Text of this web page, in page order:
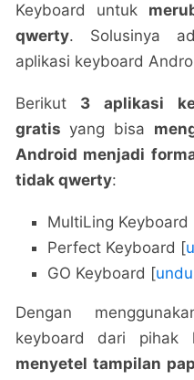
Keyboard untuk
qwerty. Solusinya
aplikasi keyboard
Berikut 3 aplikasi
gratis yang bisa
Android menjadi
tidak qwerty:
MultiLing Keyboard
Perfect Keyboard [
GO Keyboard [
Dengan
keyboard dari
menyetel tampilan